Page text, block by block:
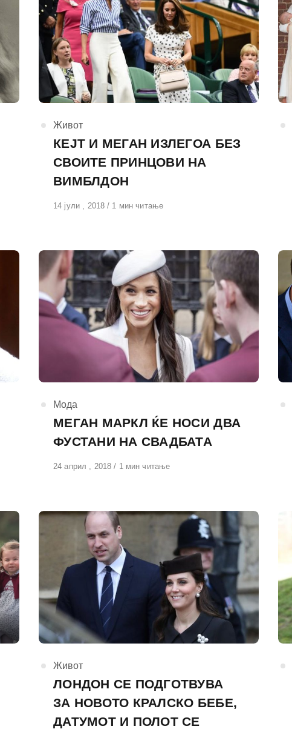
КАтегорија
Живот
КЕЈТ И МЕГАН ИЗЛЕГОА БЕЗ
СВОИТЕ ПРИНЦОВИ НА
ВИМБЛДОН
Објавено
14 јули , 2018 1 мин читање
КАтегорија
Мода
МЕГАН МАРКЛ ЌЕ НОСИ ДВА
ФУСТАНИ НА СВАДБАТА
Објавено
24 април , 2018 1 мин читање
КАтегорија
Живот
ЛОНДОН СЕ ПОДГОТВУВА
ЗА НОВОТО КРАЛСКО БЕБЕ,
ДАТУМОТ И ПОЛОТ СЕ